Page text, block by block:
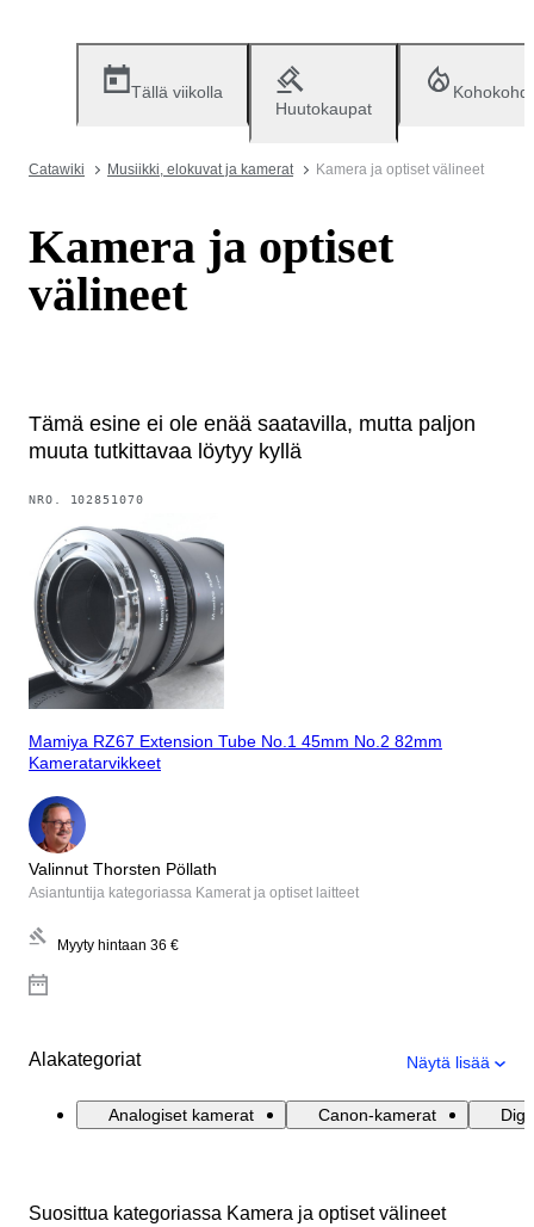
Tällä viikolla
Huutokaupat
Catawiki Musiikki, elokuvat ja kamerat Kamera ja optiset välineet
Kamera ja optiset
välineet
Tämä esine ei ole enää saatavilla, mutta paljon
muuta tutkittavaa löytyy kyllä
NRO. 102851070
Mamiya RZ67 Extension Tube No.1 45mm No.2 82mm
Kameratarvikkeet
Valinnut Thorsten Pöllath
Asiantuntija kategoriassa Kamerat ja optiset laitteet
Myyty hintaan 36 €
Alakategoriat Näytä lisää
Analogiset kamerat Canon-kamerat
Suosittua kategoriassa Kamera ja optiset välineet